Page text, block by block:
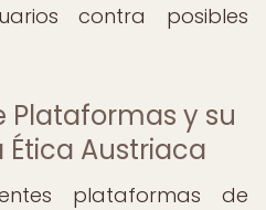
contra posibles
y su
Austriaca
plataformas de